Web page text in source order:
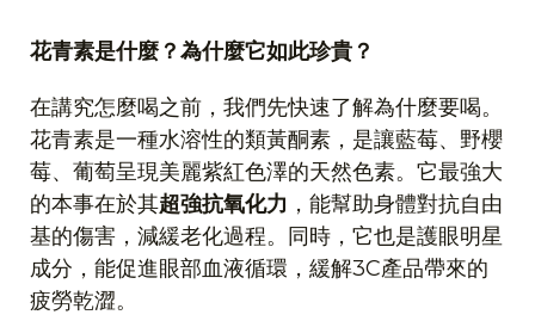
花青素是什麼？為什麼它如此珍貴？
在講究怎麼喝之前，我們先快速了解為什麼要喝。
花青素是一種水溶性的類黃酮素，是讓藍莓、野櫻
莓、葡萄呈現美麗紫紅色澤的天然色素。它最強大
的本事在於其超強抗氧化力 ，能幫助身體對抗自由
基的傷害，減緩老化過程。同時，它也是護眼明星
成分，能促進眼部血液循環，緩解3C產品帶來的
疲勞乾澀。